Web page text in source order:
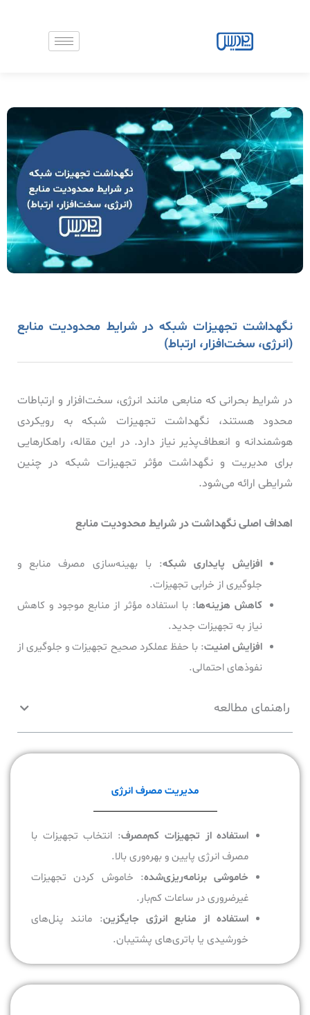
نگهداشت تجهیزات شبکه در شرایط محدودیت منابع
(انرژی، سخت‌افزار، ارتباط)
در شرایط بحرانی که منابعی مانند انرژی، سخت‌افزار و ارتباطات
محدود هستند، نگهداشت تجهیزات شبکه به رویکردی
هوشمندانه و انعطاف‌پذیر نیاز دارد. در این مقاله، راهکارهایی
برای مدیریت و نگهداشت مؤثر تجهیزات شبکه در چنین
شرایطی ارائه می‌شود.
اهداف اصلی نگهداشت در شرایط محدودیت منابع
افزایش پایداری شبکه: با بهینه‌سازی مصرف منابع و
جلوگیری از خرابی تجهیزات.
کاهش هزینه‌ها: با استفاده مؤثر از منابع موجود و کاهش
نیاز به تجهیزات جدید.
افزایش امنیت: با حفظ عملکرد صحیح تجهیزات و جلوگیری از
نفوذهای احتمالی.
راهنمای مطالعه
مدیریت مصرف انرژی
استفاده از تجهیزات کم‌مصرف: انتخاب تجهیزات با
مصرف انرژی پایین و بهره‌وری بالا.
خاموشی برنامه‌ریزی‌شده: خاموش کردن تجهیزات
غیرضروری در ساعات کم‌بار.
استفاده از منابع انرژی جایگزین: مانند پنل‌های
خورشیدی یا باتری‌های پشتیبان.